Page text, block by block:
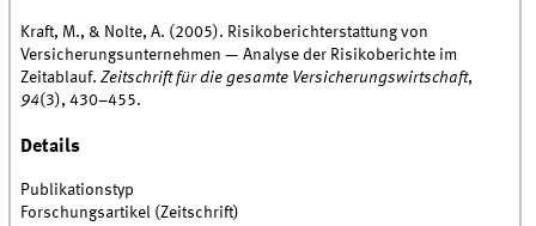
Kraft, M., & Nolte, A. (2005). Risikoberichterstattung von
Versicherungsunternehmen — Analyse der Risikoberichte im
Zeitablauf.Zeitschrift für die gesamte Versicherungswirtschaft,
94(3), 430–455.
Details
Publikationstyp
Forschungsartikel (Zeitschrift)